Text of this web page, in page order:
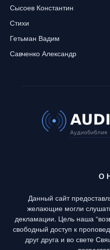
Сысоев Константин
Стихи
Гетьман Вадим
Савченко Александр
О
Данный сайт
желающие могли
декламации. Цель наша
свободный доступ к
друг друга и во свете